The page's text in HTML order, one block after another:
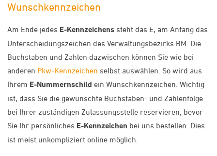
Wunschkennzeichen
Am Ende jedes E-Kennzeichens steht das E, am Anfang das
Unterscheidungszeichen des Verwaltungsbezirks BM. Die
Buchstaben und Zahlen dazwischen können Sie wie bei
anderen Pkw-Kennzeichen selbst auswählen. So wird aus
Ihrem E-Nummernschild ein Wunschkennzeichen. Wichtig
ist, dass Sie die gewünschte Buchstaben- und Zahlenfolge
bei Ihrer zuständigen Zulassungsstelle reservieren, bevor
Sie Ihr persönliches E-Kennzeichen bei uns bestellen. Dies
ist meist unkompliziert online möglich.